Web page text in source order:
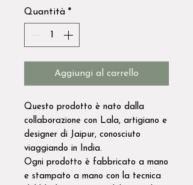
Quantità *
Aggiungi al carrello
Questo prodotto è nato dalla
collaborazione con Lala, artigiano e
designer di Jaipur, conosciuto
viaggiando in India.
Ogni prodotto è fabbricato a mano
e stampato a mano con la tecnica